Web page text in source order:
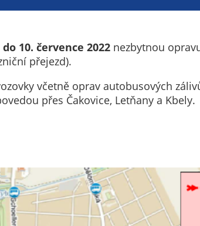
do 10. července 2022 nezbytnou
přejezd).
včetně oprav autobusových
přes Čakovice, Letňany a Kbely.
funkcí, které
nabízí.
Váš souhlas s
využitím
technické
cookies
nemohou být
individuálně